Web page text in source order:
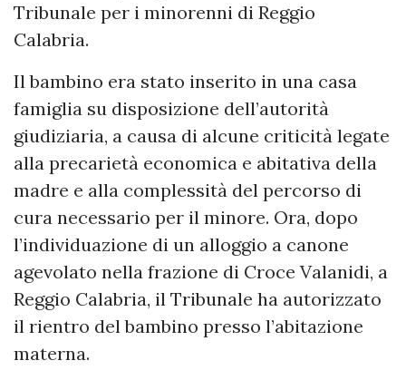
Tribunale per i minorenni di Reggio
Calabria.
Il bambino era stato inserito in una casa
famiglia su disposizione dell’autorità
giudiziaria, a causa di alcune criticità legate
alla precarietà economica e abitativa della
madre e alla complessità del percorso di
cura necessario per il minore. Ora, dopo
l’individuazione di un alloggio a canone
agevolato nella frazione di Croce Valanidi, a
Reggio Calabria, il Tribunale ha autorizzato
il rientro del bambino presso l’abitazione
materna.